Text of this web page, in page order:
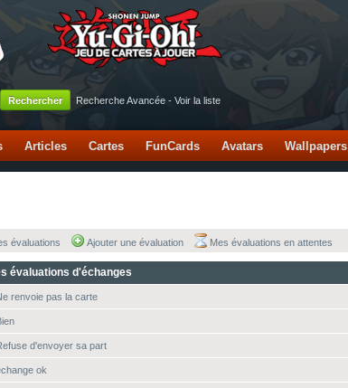
Recherche Avancée - Voir la liste
Articles Cartes FunCards Avatars Wallpapers
évaluations Ajouter une évaluation Mes évaluations en attentes
évaluations d'échanges
renvoie pas la carte
d'envoyer sa part
ok